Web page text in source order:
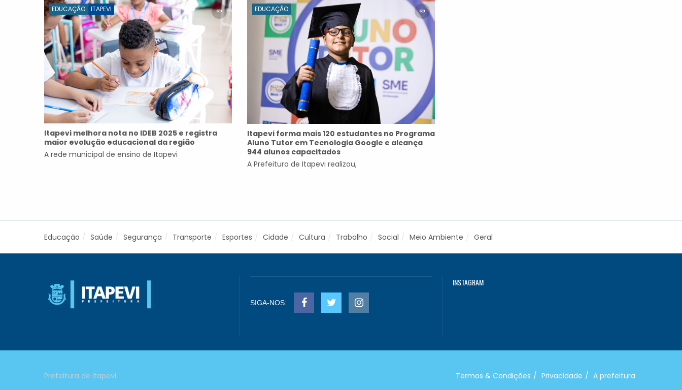
EDUCAÇÃO ITAPEVI
Itapevi melhora nota no IDEB 2025 e registra
maior evolução educacional da região
A rede municipal de ensino de Itapevi
EDUCAÇÃO
Itapevi forma mais 120 estudantes no Programa
Aluno Tutor em Tecnologia Google e alcança
944 alunos capacitados
A Prefeitura de Itapevi realizou,
Educação Saúde Segurança Transporte Esportes Cidade Cultura Trabalho Social Meio Ambiente Geral
SIGA-NOS:
INSTAGRAM
Prefeitura de Itapevi. Termos & Condições Privacidade A prefeitura